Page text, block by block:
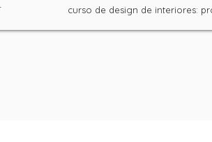
curso de design de interiores: